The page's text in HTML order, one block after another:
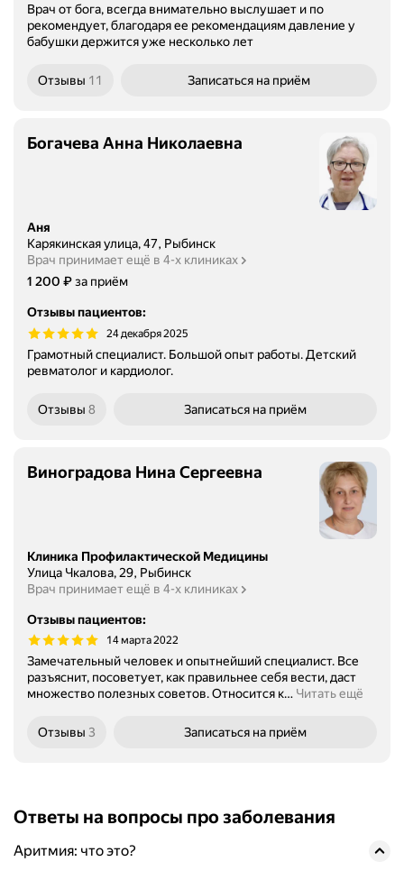
Врач от бога, всегда внимательно выслушает и по
рекомендует, благодаря ее рекомендациям давление у
бабушки держится уже несколько лет
Отзывы 11 Записаться на приём
Богачева Анна Николаевна
Аня
Карякинская улица, 47, Рыбинск
Врач принимает ещё в 4-х клиниках
Цена
1200
1 200 ₽за приём
Отзывы пациентов:
24 декабря 2025
Грамотный специалист. Большой опыт работы. Детский
ревматолог и кардиолог.
Отзывы 8 Записаться на приём
Виноградова Нина Сергеевна
Клиника Профилактической Медицины
Улица Чкалова, 29, Рыбинск
Врач принимает ещё в 4-х клиниках
Отзывы пациентов:
14 марта 2022
Замечательный человек и опытнейший специалист. Все
разъяснит, посоветует, как правильнее себя вести, даст
множество полезных советов. Относится к… Читать ещё
Отзывы 3 Записаться на приём
Ответы на вопросы про заболевания
Аритмия: что это?